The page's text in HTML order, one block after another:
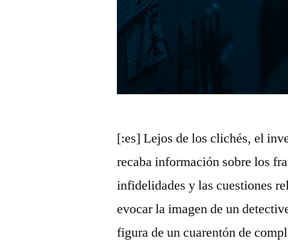
[:es] Lejos de los clichés, el
recaba información sobre los
infidelidades y las cuestiones
evocar la imagen de un
figura de un cuarentón de